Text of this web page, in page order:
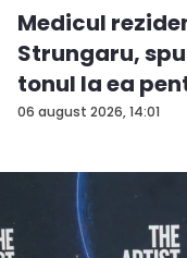
06 august 2026, 14:01
Medicul
Strungaru,
tonul la ea
a...